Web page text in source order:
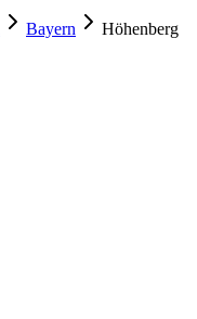
Bayern Höhenberg